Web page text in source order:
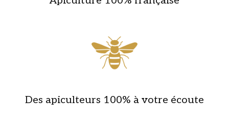
Des apiculteurs 100% à votre écoute